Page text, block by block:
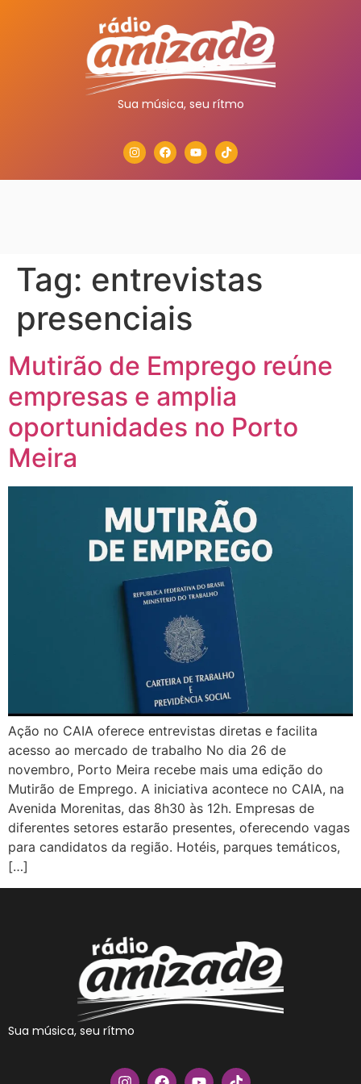
Sua música, seu rítmo
Tag: entrevistas
presenciais
Mutirão de Emprego reúne
empresas e amplia
oportunidades no Porto
Meira
Ação no CAIA oferece entrevistas diretas e facilita
acesso ao mercado de trabalho No dia 26 de
novembro, Porto Meira recebe mais uma edição do
Mutirão de Emprego. A iniciativa acontece no CAIA, na
Avenida Morenitas, das 8h30 às 12h. Empresas de
diferentes setores estarão presentes, oferecendo vagas
para candidatos da região. Hotéis, parques temáticos,
[…]
Sua música, seu rítmo